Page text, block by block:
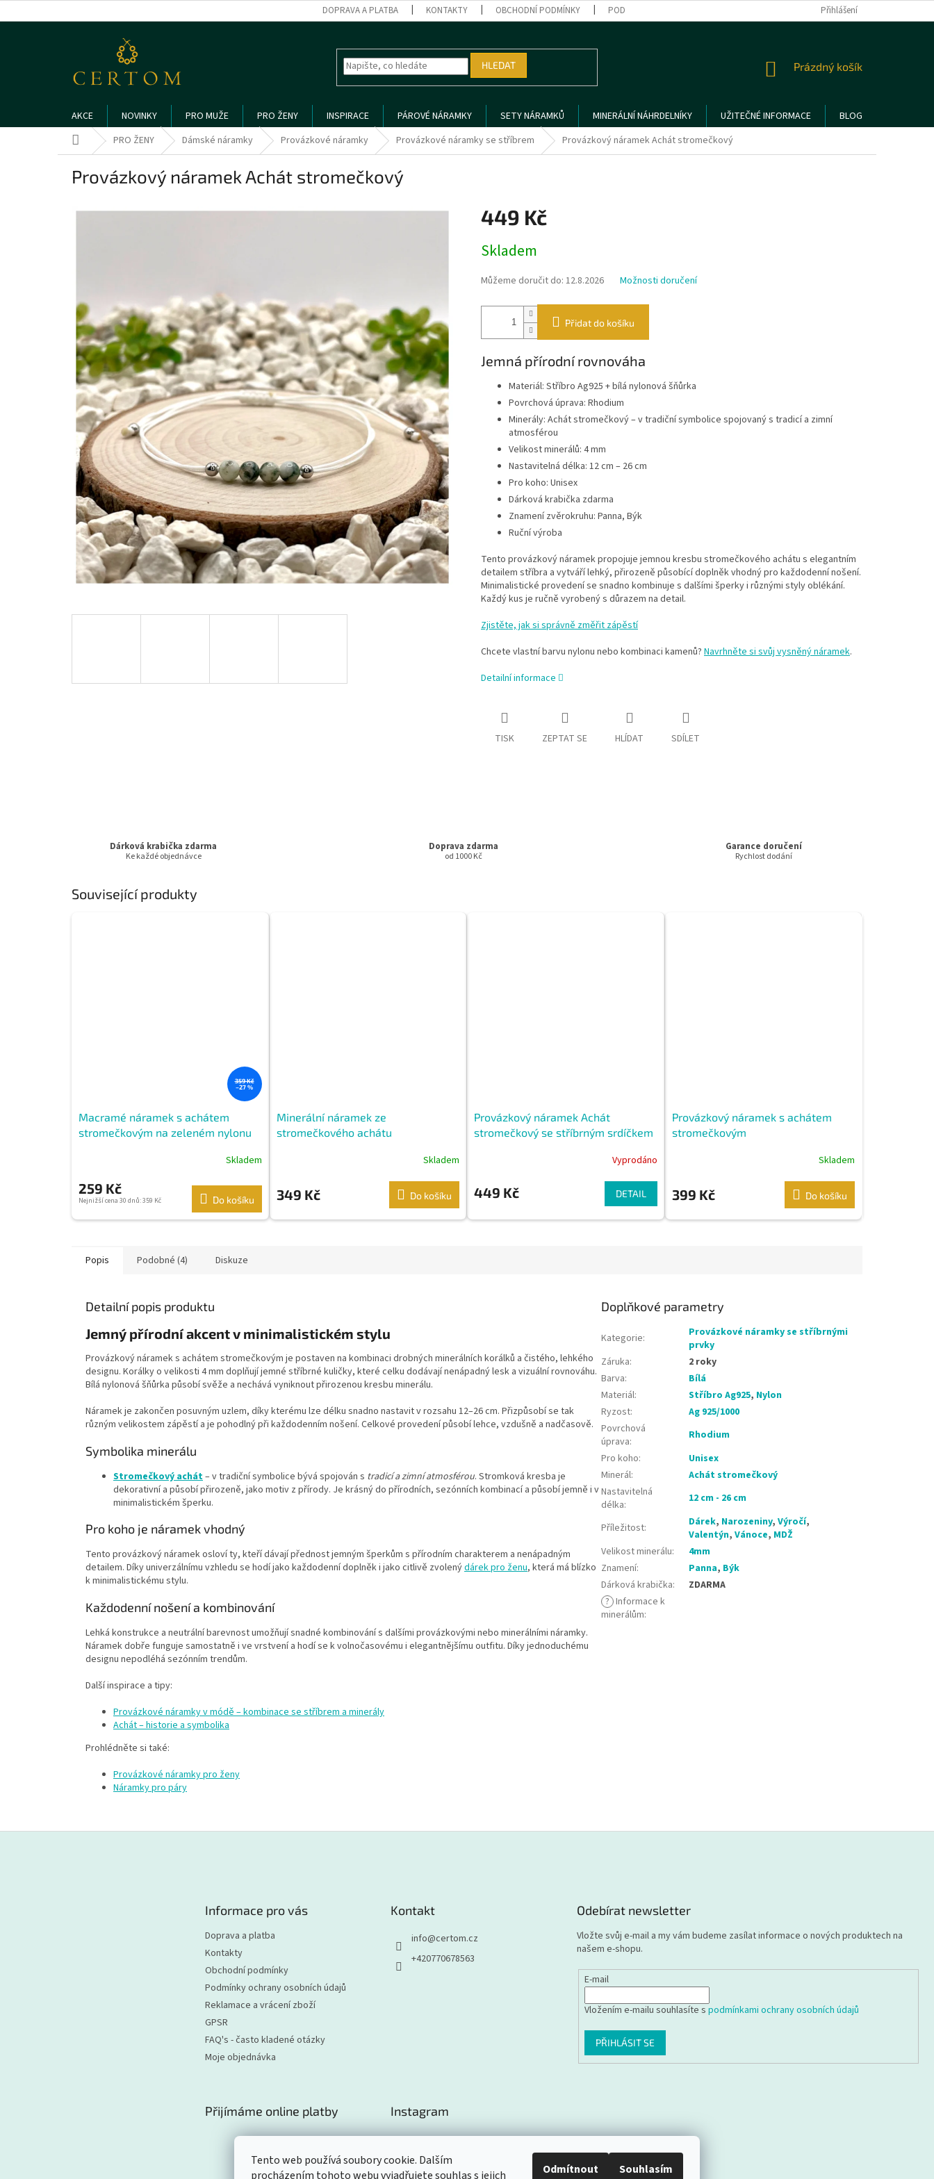
Tento web používá soubory cookie. Dalším
procházením tohoto webu vyjadřujete souhlas s jejich
Odmítnout Souhlasím
na
DOPRAVA A PLATBA KONTAKTY OBCHODNÍ PODMÍNKY PODMÍNKY OCHRANY OSOBNÍCH ÚDAJŮ REKLAMACE A VRÁCENÍ ZBOŽÍ
Přihlášení
HLEDAT
NÁKUPNÍ
Prázdný košík
AKCE NOVINKY PRO MUŽE PRO ŽENY INSPIRACE PÁROVÉ NÁRAMKY SETY NÁRAMKŮ MINERÁLNÍ NÁHRDELNÍKY UŽITEČNÉ INFORMACE
BLOG
Domů PRO ŽENY Dámské náramky Provázkové náramky Provázkové náramky se stříbrem Provázkový náramek Achát stromečkový
Provázkový náramek Achát stromečkový
449 Kč
cena:
Skladem
Můžeme doručit do: 12.8.2026 Možnosti doručení
Přidat do košíku
Jemná přírodní rovnováha
Materiál: Stříbro Ag925 + bílá nylonová šňůrka
Povrchová úprava: Rhodium
Minerály: Achát stromečkový – v tradiční symbolice spojovaný s tradicí a zimní
atmosférou
Velikost minerálů: 4 mm
Nastavitelná délka: 12 cm – 26 cm
Pro koho: Unisex
Dárková krabička zdarma
Znamení zvěrokruhu: Panna, Býk
Ruční výroba
Tento provázkový náramek propojuje jemnou kresbu stromečkového achátu s elegantním
detailem stříbra a vytváří lehký, přirozeně působící doplněk vhodný pro každodenní nošení.
Minimalistické provedení se snadno kombinuje s dalšími šperky i různými styly oblékání.
Každý kus je ručně vyrobený s důrazem na detail.
Zjistěte, jak si správně změřit zápěstí
Chcete vlastní barvu nylonu nebo kombinaci kamenů? Navrhněte si svůj vysněný náramek.
Detailní informace
TISK ZEPTAT SE HLÍDAT SDÍLET
Dárková krabička zdarma
Ke každé objednávce
Doprava zdarma
od 1000 Kč
Garance doručení
Rychlost dodání
Související produkty
359 Kč
–27 %
Macramé náramek s achátem
stromečkovým na zeleném nylonu
Skladem
259 Kč
Nejnižší cena 30 dnů: 359 Kč Do košíku
Minerální náramek ze
stromečkového achátu
Skladem
349 Kč Do košíku
Provázkový náramek Achát
stromečkový se stříbrným srdíčkem
Vyprodáno
449 Kč DETAIL
Provázkový náramek s achátem
stromečkovým
Skladem
399 Kč Do košíku
Popis Podobné (4) Diskuze
Detailní popis produktu
Jemný přírodní akcent v minimalistickém stylu
Provázkový náramek s achátem stromečkovým je postaven na kombinaci drobných minerálních korálků a čistého, lehkého
designu. Korálky o velikosti 4 mm doplňují jemné stříbrné kuličky, které celku dodávají nenápadný lesk a vizuální rovnováhu.
Bílá nylonová šňůrka působí svěže a nechává vyniknout přirozenou kresbu minerálu.
Náramek je zakončen posuvným uzlem, díky kterému lze délku snadno nastavit v rozsahu 12–26 cm. Přizpůsobí se tak
různým velikostem zápěstí a je pohodlný při každodenním nošení. Celkové provedení působí lehce, vzdušně a nadčasově.
Symbolika minerálu
Stromečkový achát– v tradiční symbolice bývá spojován s tradicí a zimní atmosférou. Stromková kresba je
dekorativní a působí přirozeně, jako motiv z přírody. Je krásný do přírodních, sezónních kombinací a působí jemně i v
minimalistickém šperku.
Pro koho je náramek vhodný
Tento provázkový náramek osloví ty, kteří dávají přednost jemným šperkům s přírodním charakterem a nenápadným
detailem. Díky univerzálnímu vzhledu se hodí jako každodenní doplněk i jako citlivě zvolenýdárek pro ženu, která má blízko
k minimalistickému stylu.
Každodenní nošení a kombinování
Lehká konstrukce a neutrální barevnost umožňují snadné kombinování s dalšími provázkovými nebo minerálními náramky.
Náramek dobře funguje samostatně i ve vrstvení a hodí se k volnočasovému i elegantnějšímu outfitu. Díky jednoduchému
designu nepodléhá sezónním trendům.
Další inspirace a tipy:
Provázkové náramky v módě – kombinace se stříbrem a minerály
Achát – historie a symbolika
Prohlédněte si také:
Provázkové náramky pro ženy
Náramky pro páry
Doplňkové parametry
Kategorie:
Provázkové náramky se stříbrnými
prvky
Záruka:
2 roky
Barva:
Bílá
Materiál: Stříbro Ag925, Nylon
Ryzost:
Ag 925/1000
Povrchová
úprava:
Rhodium
Pro koho:
Unisex
Minerál:
Achát stromečkový
Nastavitelná
délka: 12 cm - 26 cm
Příležitost: Dárek, Narozeniny,Výročí,
Valentýn,Vánoce, MDŽ
Velikost minerálu:
4mm
Znamení: Panna, Býk
Dárková krabička:
ZDARMA
? Informace k
minerálům:
Informace pro vás
Doprava a platba
Kontakty
Obchodní podmínky
Podmínky ochrany osobních údajů
Reklamace a vrácení zboží
GPSR
FAQ's - často kladené otázky
Moje objednávka
Kontakt
info@certom.cz
+420770678563
Odebírat newsletter
Vložte svůj e-mail a my vám budeme zasílat informace o nových produktech na
našem e-shopu.
E-mail
Vložením e-mailu souhlasíte spodmínkami ochrany osobních údajů
PŘIHLÁSIT SE
Přijímáme online platby Instagram